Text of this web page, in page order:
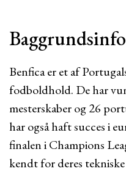
Benfica er et af
fodboldhold. De har
mesterskaber og 26
har også haft succes i
finalen i Champions
kendt for deres